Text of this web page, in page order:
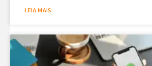
LEIA MAIS